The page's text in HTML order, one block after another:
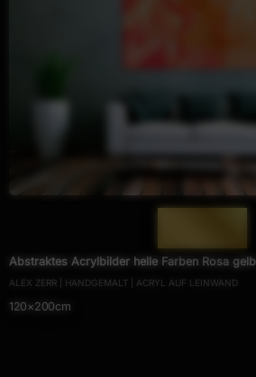
Abstraktes Acrylbilder helle Farben Rosa
Mischtechnik
ALEX ZERR | HANDGEMALT | ACRYL AUF LEINWAND
120×200cm